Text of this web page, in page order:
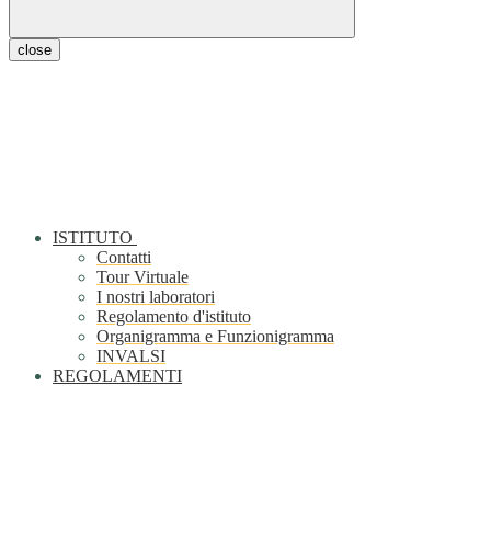
close
ISTITUTO
Contatti
Tour Virtuale
I nostri laboratori
Regolamento d'istituto
Organigramma e Funzionigramma
INVALSI
REGOLAMENTI